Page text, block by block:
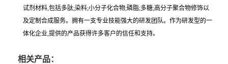
试剂材料,包括多肽;染料;小分子化合物;磷脂;多糖;高分子聚合物修饰以
及定制合成服务。拥有一支专业技能强大的研发团队。作为研发型的一
体化企业,提供的产品获得许多客户的信任和支持。
相关产品：